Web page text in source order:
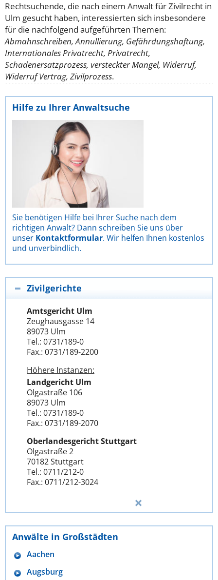
Rechtsuchende, die nach einem Anwalt für Zivilrecht in
Ulm gesucht haben, interessierten sich insbesondere
für die nachfolgend aufgeführten Themen:
Abmahnschreiben, Annullierung, Gefährdungshaftung,
Internationales Privatrecht, Privatrecht,
Schadenersatzprozess, versteckter Mangel, Widerruf,
Widerruf Vertrag, Zivilprozess.
Hilfe zu Ihrer Anwaltsuche
Sie benötigen Hilfe bei Ihrer Suche nach dem
richtigen Anwalt? Dann schreiben Sie uns über
unser Kontaktformular. Wir helfen Ihnen kostenlos
und unverbindlich.
Zivilgerichte
Amtsgericht Ulm
Zeughausgasse 14
89073 Ulm
Tel.: 0731/189-0
Fax.: 0731/189-2200
Höhere Instanzen:
Landgericht Ulm
Olgastraße 106
89073 Ulm
Tel.: 0731/189-0
Fax.: 0731/189-2070
Oberlandesgericht Stuttgart
Olgastraße 2
70182 Stuttgart
Tel.: 0711/212-0
Fax.: 0711/212-3024
Anwälte in Großstädten
Aachen
Augsburg